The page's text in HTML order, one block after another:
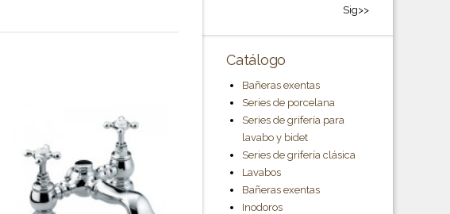
Sig>>
Catálogo
Bañeras exentas
Series de porcelana
Series de grifería para
lavabo y bidet
Series de grifería clásica
Lavabos
Bañeras exentas
Inodoros